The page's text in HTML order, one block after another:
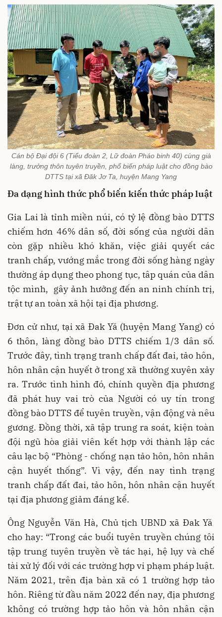
Cán bộ Đại đội 6 (Tiểu đoàn 2, Lữ đoàn Pháo binh 40) cùng già
làng, trưởng thôn tuyên truyền, phổ biến pháp luật cho đồng bào
DTTS tại xã Đăk Jơ Ta, huyện Mang Yang
Đa dạng hình thức phổ biến kiến thức pháp luật
Gia Lai là tỉnh miền núi, có tỷ lệ đồng bào DTTS
chiếm hơn 46% dân số, đời sống của người dân
còn gặp nhiều khó khăn, việc giải quyết các
tranh chấp, vướng mắc trong đời sống hàng ngày
thường áp dụng theo phong tục, tâp quán của dân
tộc mình, gây ảnh hưởng đến an ninh chính trị,
trật tự an toàn xã hội tại địa phương.
Đơn cử như, tại xã Đak Yă (huyện Mang Yang) có
6 thôn, làng đồng bào DTTS chiếm 1/3 dân số.
Trước đây, tình trạng tranh chấp đất đai, tảo hôn,
hôn nhân cận huyết ở trong xã thường xuyên xảy
ra. Trước tình hình đó, chính quyền địa phương
đã phát huy vai trò của Người có uy tín trong
đồng bào DTTS để tuyên truyền, vận động và nêu
gương. Đồng thời, xã tập trung ra soát, kiện toàn
đội ngũ hòa giải viên kết hợp với thành lập các
câu lạc bộ “Phòng - chống nạn tảo hôn, hôn nhân
cận huyết thống”. Vì vậy, đến nay tình trạng
tranh chấp đất đai, tảo hôn, hôn nhân cận huyết
tại địa phương giảm đáng kể.
Ông Nguyễn Văn Hà, Chủ tịch UBND xã Đak Yă
cho hay: “Trong các buổi tuyên truyền chúng tôi
tập trung tuyên truyền về tác hại, hệ lụy và chế
tài xử lý đối với các trường hợp vi phạm pháp luật.
Năm 2021, trên địa bàn xã có 1 trường hợp tảo
hôn. Riêng từ đầu năm 2022 đến nay, địa phương
không có trường hợp tảo hôn và hôn nhân cận